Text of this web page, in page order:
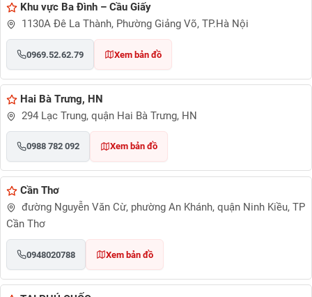
Khu vực Ba Đình – Cầu Giấy
1130A Đê La Thành, Phường Giảng Võ, TP.Hà Nội
0969.52.62.79 Xem bản đồ
Hai Bà Trưng, HN
294 Lạc Trung, quận Hai Bà Trưng, HN
0988 782 092 Xem bản đồ
Cần Thơ
đường Nguyễn Văn Cừ, phường An Khánh, quận Ninh Kiều, TP
Cần Thơ
0948020788 Xem bản đồ